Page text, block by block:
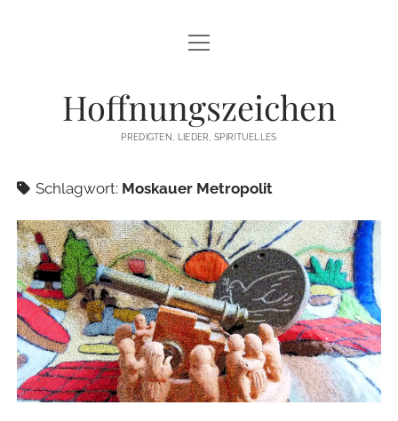
STARTSEITE
PREDIGTEN
TEXTE/PPP
PSALM
LIEDER
LITURGIEN
MEDITATIONEN
SONSTIGES
Menü
öffnen
Hoffnungszeichen
PREDIGTEN, LIEDER, SPIRITUELLES
Schlagwort: Moskauer Metropolit